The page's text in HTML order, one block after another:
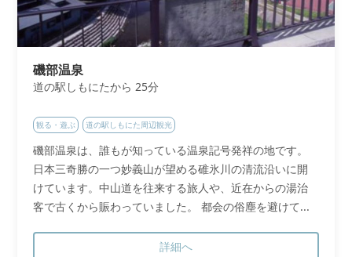
磯部温泉
道の駅しもにたから 25分
観る・遊ぶ 道の駅しもにた周辺観光
磯部温泉は、誰もが知っている温泉記号発祥の地です。
日本三奇勝の一つ妙義山が望める碓氷川の清流沿いに開
けています。中山道を往来する旅人や、近在からの湯治
客で古くから賑わっていました。 都会の俗塵を避けて...
詳細へ